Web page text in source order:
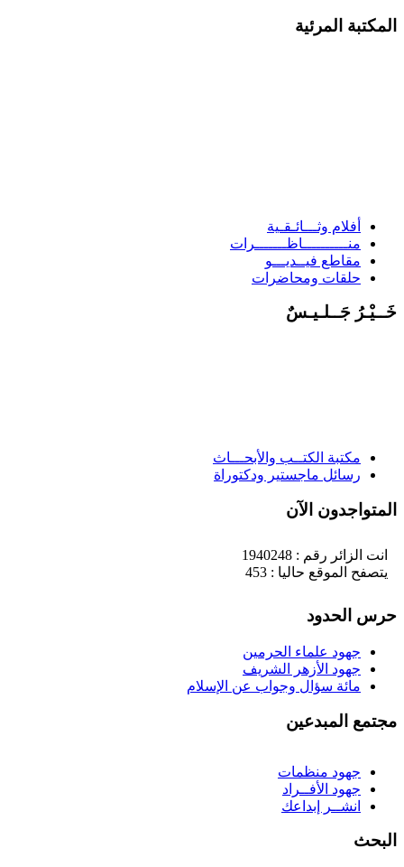
المرئية
أفلام وثـــائـقـية
منــــــــــاظـــــــرات
مقاطع فيــديـــو
حلقات ومحاضرات
جَــلـيـسٌ
مكتبة الكتــب والأبحـــاث
رسائل ماجستير ودكتوراة
الآن
انت الزائر رقم : 1940248
يتصفح الموقع حاليا : 453
الحدود
جهود علماء الحرمين
جهود الأزهر الشريف
مائة سؤال وجواب عن الإسلام
المبدعين
جهود منظمات
جهود الأفــراد
انشــر إبداعك